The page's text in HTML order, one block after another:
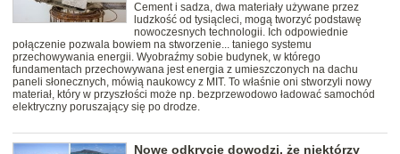
Cement i sadza, dwa materiały używane przez
ludzkość od tysiącleci, mogą tworzyć podstawę
nowoczesnych technologii. Ich odpowiednie
połączenie pozwala bowiem na stworzenie... taniego systemu
przechowywania energii. Wyobraźmy sobie budynek, w którego
fundamentach przechowywana jest energia z umieszczonych na dachu
paneli słonecznych, mówią naukowcy z MIT. To właśnie oni stworzyli nowy
materiał, który w przyszłości może np. bezprzewodowo ładować samochód
elektryczny poruszający się po drodze.
Nowe odkrycie dowodzi, że niektórzy